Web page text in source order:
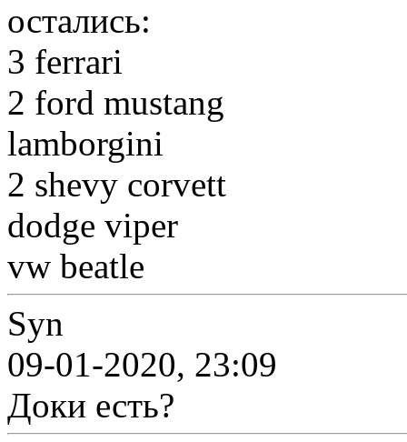
остались:
3 ferrari
2 ford mustang
lamborgini
2 shevy corvett
dodge viper
vw beatle
Syn
09-01-2020, 23:09
Доки есть?